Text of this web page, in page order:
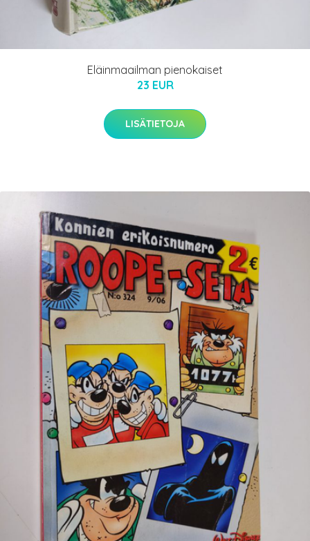
Eläinmaailman pienokaiset
23 EUR
LISÄTIETOJA